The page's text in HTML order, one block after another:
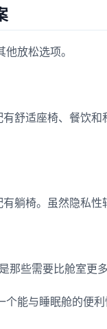
放松选项。
舒适座椅、餐饮
躺椅。虽然隐私性
些需要比舱室更
能与睡眠舱的便利